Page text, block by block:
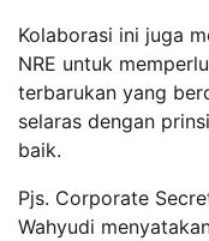
Kolaborasi ini juga
NRE untuk
terbarukan yang
selaras dengan
baik.
Pjs. Corporate
Wahyudi